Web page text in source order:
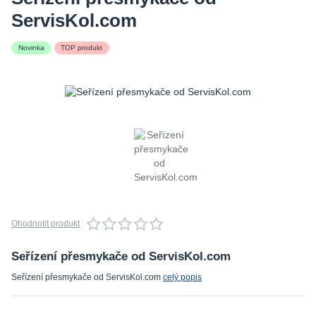
ServisKol.com
Novinka TOP produkt
Ohodnotit produkt
Seřízení přesmykače od ServisKol.com
Seřízení přesmykače od ServisKol.com celý popis